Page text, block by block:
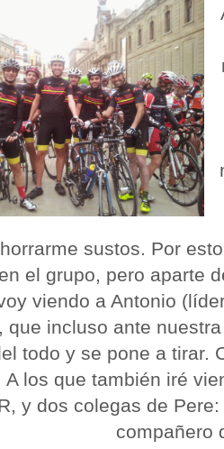
sustos. Por
el grupo, pero aparte
viendo a Antonio
que incluso ante
todo y se pone a tirar.
A los que también iré
R, y dos
compañero